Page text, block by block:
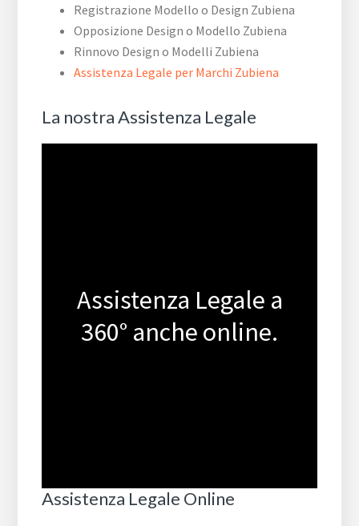
Registrazione Modello o Design Zubiena
Opposizione Design o Modello Zubiena
Rinnovo Design o Modelli Zubiena
Assistenza Legale per Marchi Zubiena
La nostra Assistenza Legale
Assistenza Legale a
360° anche online.
Assistenza Legale Online